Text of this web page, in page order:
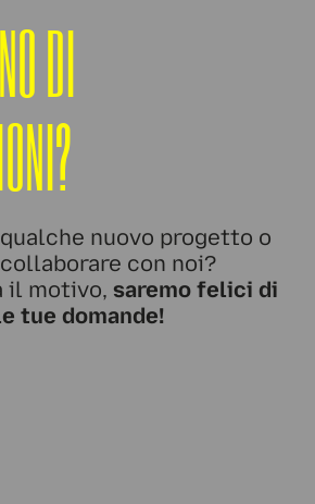
DI
nuovo progetto o
con noi?
il motivo, saremo felici di
tue domande!